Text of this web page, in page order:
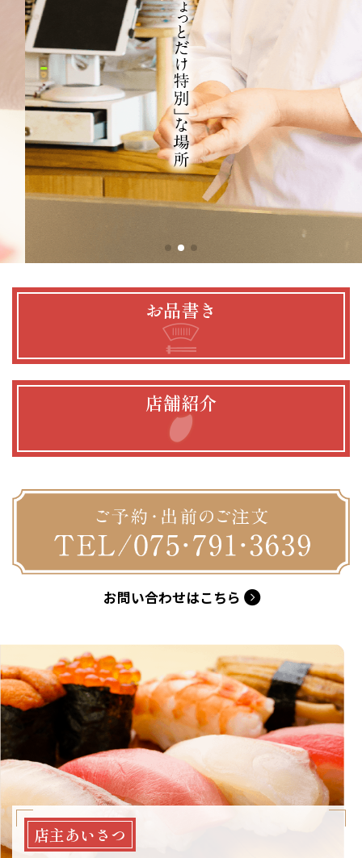
お品書き
店舗紹介
お問い合わせはこちら
店主あいさつ